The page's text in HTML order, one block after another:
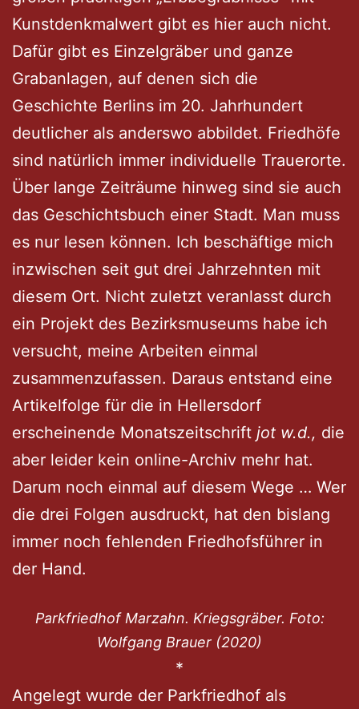
Kunstdenkmalwert gibt es hier auch nicht.
Dafür gibt es Einzelgräber und ganze
Grabanlagen, auf denen sich die
Geschichte Berlins im 20. Jahrhundert
deutlicher als anderswo abbildet. Friedhöfe
sind natürlich immer individuelle Trauerorte.
Über lange Zeiträume hinweg sind sie auch
das Geschichtsbuch einer Stadt. Man muss
es nur lesen können. Ich beschäftige mich
inzwischen seit gut drei Jahrzehnten mit
diesem Ort. Nicht zuletzt veranlasst durch
ein Projekt des Bezirksmuseums habe ich
versucht, meine Arbeiten einmal
zusammenzufassen. Daraus entstand eine
Artikelfolge für die in Hellersdorf
erscheinende Monatszeitschrift jot w.d., die
aber leider kein online-Archiv mehr hat.
Darum noch einmal auf diesem Wege … Wer
die drei Folgen ausdruckt, hat den bislang
immer noch fehlenden Friedhofsführer in
der Hand.
Parkfriedhof Marzahn. Kriegsgräber. Foto:
Wolfgang Brauer (2020)
*
Angelegt wurde der Parkfriedhof als